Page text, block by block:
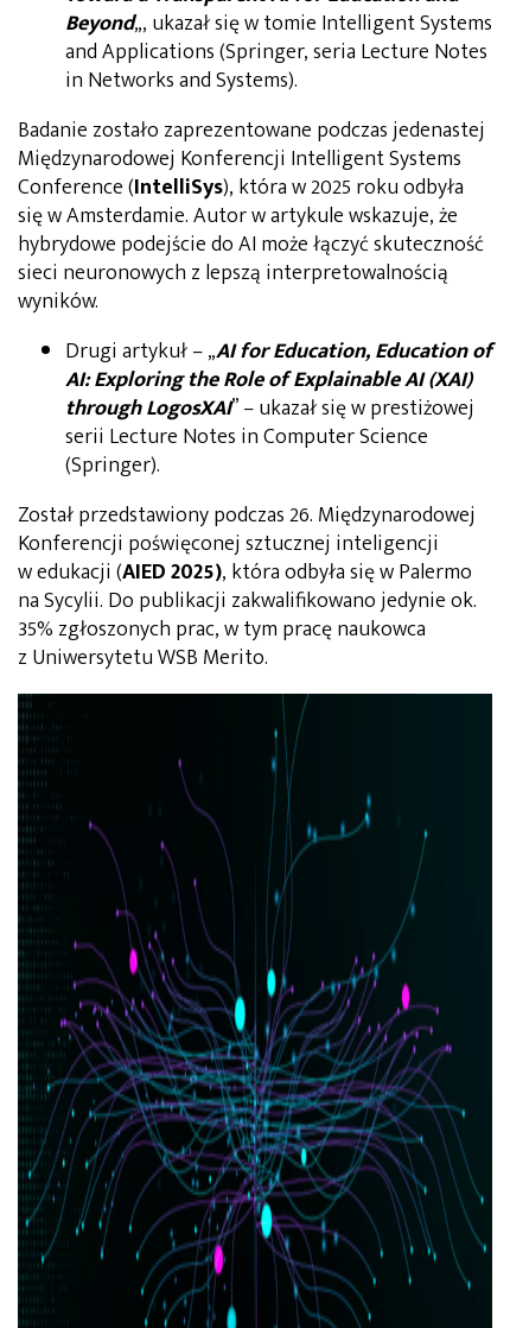
Beyond„, ukazał się w tomie Intelligent Systems
and Applications (Springer, seria Lecture Notes
in Networks and Systems).
Badanie zostało zaprezentowane podczas jedenastej
Międzynarodowej Konferencji Intelligent Systems
Conference (IntelliSys), która w 2025 roku odbyła
się w Amsterdamie. Autor w artykule wskazuje, że
hybrydowe podejście do AI może łączyć skuteczność
sieci neuronowych z lepszą interpretowalnością
wyników.
Drugi artykuł – „AI for Education, Education of
AI: Exploring the Role of Explainable AI (XAI)
through LogosXAI” – ukazał się w prestiżowej
serii Lecture Notes in Computer Science
(Springer).
Został przedstawiony podczas 26. Międzynarodowej
Konferencji poświęconej sztucznej inteligencji
w edukacji (AIED 2025), która odbyła się w Palermo
na Sycylii. Do publikacji zakwalifikowano jedynie ok.
35% zgłoszonych prac, w tym pracę naukowca
z Uniwersytetu WSB Merito.